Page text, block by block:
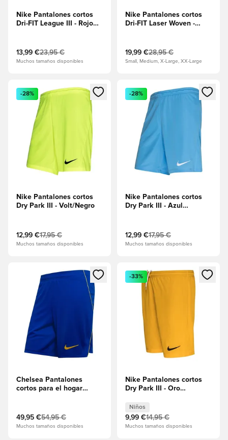
Nike Pantalones cortos
Dri-FIT League III - Rojo
13,99 €23,95 €
Muchos tamaños disponibles
Nike Pantalones cortos
Dri-FIT Laser Woven -
19,99 €28,95 €
Small, Medium, X-Large, XX-Large
Abre un modal para iniciar sesión o registrarse como
-28%
Nike Pantalones cortos
Dry Park III - Volt/Negro
12,99 €17,95 €
Muchos tamaños disponibles
Abre un modal para iniciar
-28%
Nike Pantalones cortos
Dry Park III - Azul
12,99 €17,95 €
Muchos tamaños disponibles
Abre un modal para iniciar sesión o registrarse como
Chelsea Pantalones
cortos para el hogar
49,95 €54,95 €
Muchos tamaños disponibles
Abre un modal para iniciar
-33%
Nike Pantalones cortos
Dry Park III - Oro
Niños
9,99 €14,95 €
Muchos tamaños disponibles